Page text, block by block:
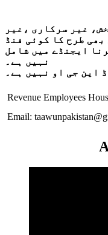
غیر سرکاری ،غیر
طرح کا کوئی فنڈ
ایجنڈے میں شامل
نہیں ہے۔
این جی او نہیں ہے۔
Revenue Employees
Email: